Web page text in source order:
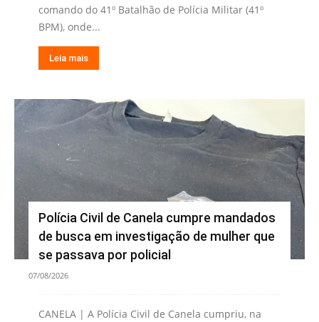
comando do 41º Batalhão de Polícia Militar (41º
BPM), onde...
Leia mais
Polícia Civil de Canela cumpre mandados
de busca em investigação de mulher que
se passava por policial
07/08/2026
CANELA | A Polícia Civil de Canela cumpriu, na